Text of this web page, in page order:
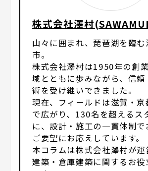
株式会社澤村
山々に囲まれ、琵琶湖を臨
市。
株式会社澤村は1950年の創
域とともに歩みながら、信頼
術を受け継いできました。
現在、フィールドは滋賀・京
で広がり、130名を超えるス
に、設計・施工の一貫体制
ご要望にお応えしています。
本コラムは株式会社澤村が
建築・倉庫建築に関するお役